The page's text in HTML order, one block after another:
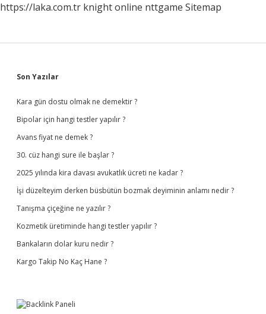
https://laka.com.tr knight online nttgame Sitemap
Sidebar
Son Yazılar
Kara gün dostu olmak ne demektir ?
Bipolar için hangi testler yapılır ?
Avans fiyat ne demek ?
30. cüz hangi sure ile başlar ?
2025 yılında kira davası avukatlık ücreti ne kadar ?
İşi düzelteyim derken büsbütün bozmak deyiminin anlamı nedir ?
Tanışma çiçeğine ne yazılır ?
Kozmetik üretiminde hangi testler yapılır ?
Bankaların dolar kuru nedir ?
Kargo Takip No Kaç Hane ?